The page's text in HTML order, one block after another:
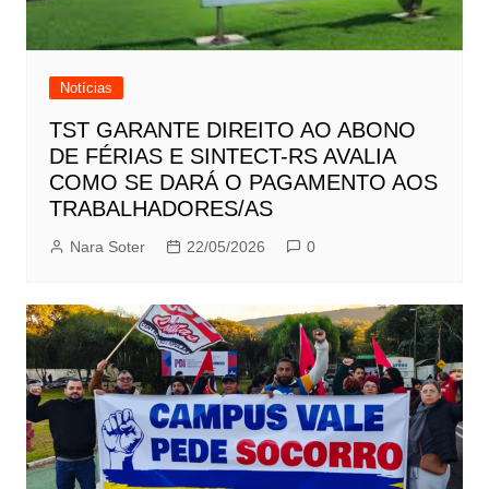
Notícias
TST GARANTE DIREITO AO ABONO
DE FÉRIAS E SINTECT-RS AVALIA
COMO SE DARÁ O PAGAMENTO AOS
TRABALHADORES/AS
Nara Soter 22/05/2026 0